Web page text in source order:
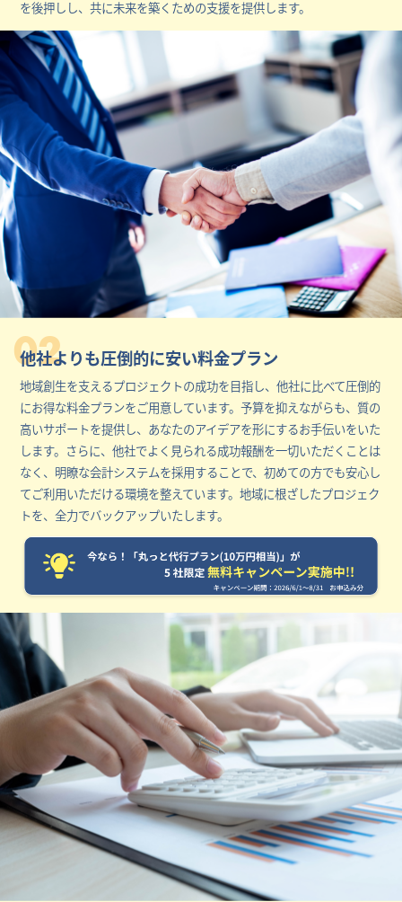
を後押しし、共に未来を築くための支援を提供します。
02
他社よりも圧倒的に安い料金プラン
地域創生を支えるプロジェクトの成功を目指し、他社に比べて圧倒的
にお得な料金プランをご用意しています。予算を抑えながらも、質の
高いサポートを提供し、あなたのアイデアを形にするお手伝いをいた
します。さらに、他社でよく見られる成功報酬を一切いただくことは
なく、明瞭な会計システムを採用することで、初めての方でも安心し
てご利用いただける環境を整えています。地域に根ざしたプロジェク
トを、全力でバックアップいたします。